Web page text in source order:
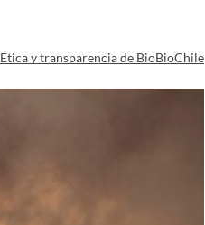
Ética y transparencia de BioBioChile